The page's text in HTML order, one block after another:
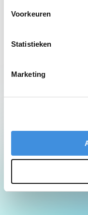
Voorkeuren
Statistieken
Marketing